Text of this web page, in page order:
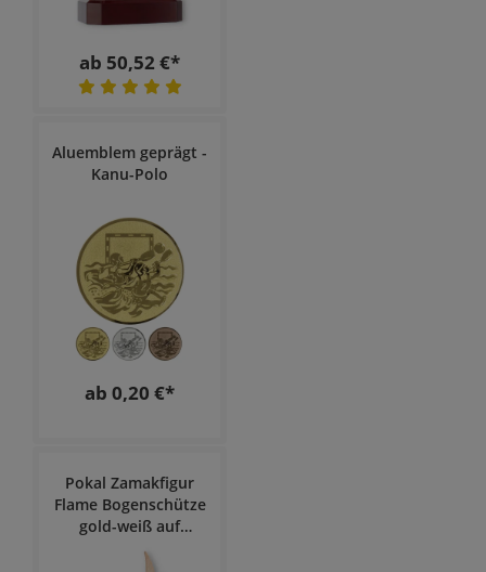
ab 50,52 €*
Aluemblem geprägt -
Kanu-Polo
ab 0,20 €*
Pokal Zamakfigur
Flame Bogenschütze
gold-weiß auf
schwarzem